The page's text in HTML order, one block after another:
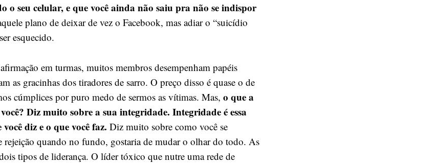
o seu celular, e que você ainda não saiu pra não se indispor
plano de deixar de vez o Facebook, mas adiar o “suicídio
esquecido.
em turmas, muitos membros desempenham papéis
as gracinhas dos tiradores de sarro. O preço disso é quase o de
cúmplices por puro medo de sermos as vítimas. Mas,o que a
Diz muito sobre a sua integridade. Integridade é essa
diz e o que você faz. Diz muito sobre como você se
rejeição quando no fundo, gostaria de mudar o olhar do todo. As
tipos de liderança. O líder tóxico que nutre uma rede de